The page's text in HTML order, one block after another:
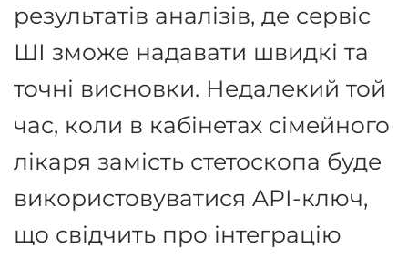
результатів аналізів, де сервіс
ШІ зможе надавати швидкі та
точні висновки. Недалекий той
час, коли в кабінетах сімейного
лікаря замість стетоскопа буде
використовуватися API-ключ,
що свідчить про інтеграцію